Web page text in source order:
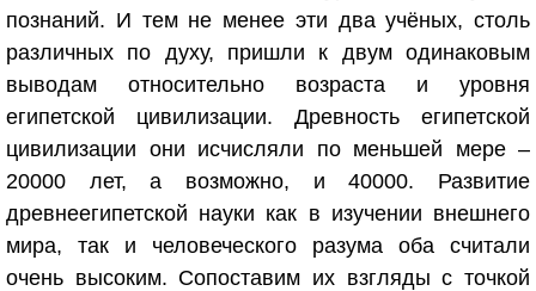
познаний. И тем не менее эти два учёных, столь
различных по духу, пришли к двум одинаковым
выводам относительно возраста и уровня
египетской цивилизации. Древность египетской
цивилизации они исчисляли по меньшей мере –
20000 лет, а возможно, и 40000. Развитие
древнеегипетской науки как в изучении внешнего
мира, так и человеческого разума оба считали
очень высоким. Сопоставим их взгляды с точкой